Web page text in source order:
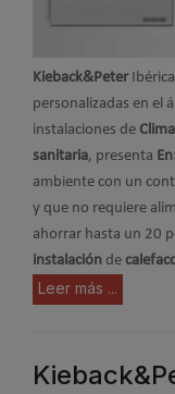
Kieback&Peter
personalizadas en el
instalaciones de
sanitaria, presenta
ambiente con un
y que no requiere
ahorrar hasta un 20
instalación de
Leer más ...